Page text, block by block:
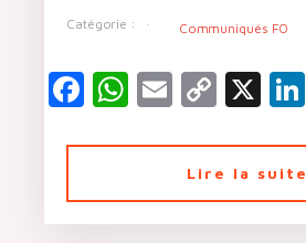
Catégorie : Communiqués FO
Facebook
WhatsApp
EmailCopy
X
Lire la suite